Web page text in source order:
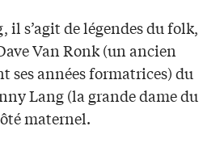
il s’agit de légendes du folk,
Van Ronk (un ancien
ses années formatrices) du
Lang (la grande dame du
maternel.